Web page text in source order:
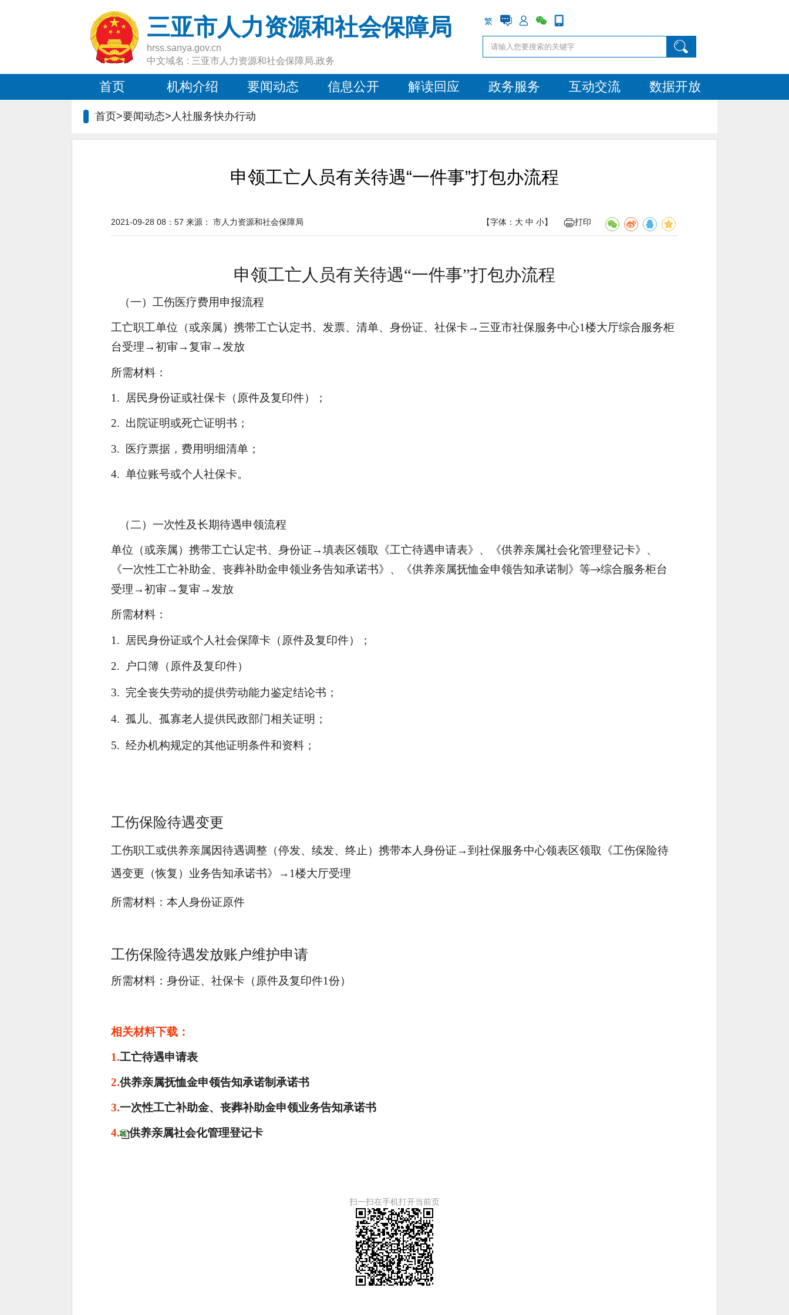
三亚市人力资源和社会保障局
hrss.sanya.gov.cn
中文域名 : 三亚市人力资源和社会保障局.政务
繁
首页 机构介绍 要闻动态 信息公开 解读回应 政务服务 互动交流 数据开放
首页>要闻动态> 人社服务快办行动
申领工亡人员有关待遇“一件事”打包办流程
【字体： 大 中 小】 打印
2021-09-28 08：57 来源： 市人力资源和社会保障局
申领工亡人员有关待遇“一件事”打包办流程
（一） 工伤医疗费用申报流程
工亡职工单位（或亲属）携带工亡认定书、发票、清单、身份证、社保卡→ 三亚市社保服务中心1楼大厅综合服务柜
台受理→初审→复审→ 发放
所需材料：
1. 居民身份证或社保卡（原件及复印件）；
2. 出院证明或死亡证明书；
3. 医疗票据，费用明细清单；
4. 单位账号或个人社保卡。
（二） 一次性及长期待遇申领流程
单位（或亲属）携带工亡认定书、身份证→填表区领取《工亡待遇申请表》、《供养亲属社会化管理登记卡》、
《一次性工亡补助金、丧葬补助金申领业务告知承诺书》、《供养亲属抚恤金申领告知承诺制》等→综合服务柜台
受理→初审→复审→ 发放
所需材料：
1. 居民身份证或个人社会保障卡（原件及复印件）；
2. 户口簿（原件及复印件）
3. 完全丧失劳动的提供劳动能力鉴定结论书；
4. 孤儿、孤寡老人提供民政部门相关证明；
5. 经办机构规定的其他证明条件和资料；
工伤保险待遇变更
工伤职工或供养亲属因待遇调整（停发、续发、终止） 携带本人身份证→到社保服务中心领表区领取 《工伤保险待
遇变更（恢复）业务告知承诺书》
→ 1楼大厅受理
所需材料：本人身份证原件
工伤保险待遇发放账户维护申请
所需材料：身份证、社保卡（原件及复印件1份）
相关材料下载：
1.工亡待遇申请表
2.供养亲属抚恤金申领告知承诺制承诺书
3.一次性工亡补助金、丧葬补助金申领业务告知承诺书
4. 供养亲属社会化管理登记卡
扫一扫在手机打开当前页